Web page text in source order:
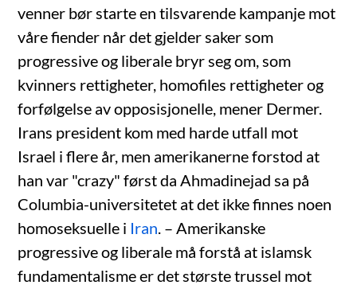
venner bør starte en tilsvarende kampanje mot
våre fiender når det gjelder saker som
progressive og liberale bryr seg om, som
kvinners rettigheter, homofiles rettigheter og
forfølgelse av opposisjonelle, mener Dermer.
Irans president kom med harde utfall mot
Israel i flere år, men amerikanerne forstod at
han var "crazy" først da Ahmadinejad sa på
Columbia-universitetet at det ikke finnes noen
homoseksuelle i Iran. – Amerikanske
progressive og liberale må forstå at islamsk
fundamentalisme er det største trussel mot